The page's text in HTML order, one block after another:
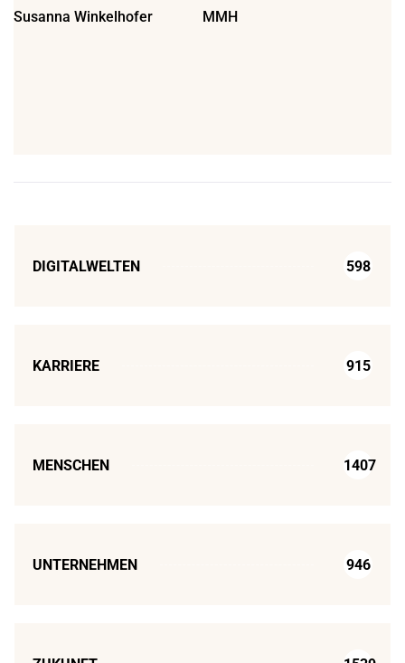
Susanna Winkelhofer MMH
DIGITALWELTEN 598
KARRIERE 915
MENSCHEN 1407
UNTERNEHMEN 946